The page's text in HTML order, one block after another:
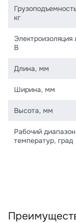
кг
Электроизоляция
В
Длина, мм
Ширина, мм
Высота, мм
Рабочий диапазон
температур, град